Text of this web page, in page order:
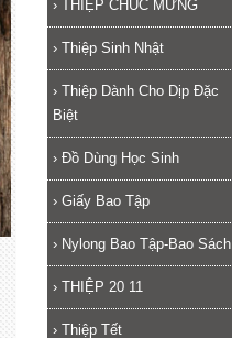
› THIỆP CHÚC MỪNG
› Thiệp Sinh Nhật
› Thiệp Dành Cho Dịp Đặc
Biệt
› Đồ Dùng Học Sinh
› Giấy Bao Tập
› Nylong Bao Tập-Bao Sách
› THIỆP 20 11
› Thiệp Tết